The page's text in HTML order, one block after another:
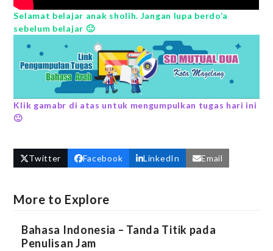
Selamat belajar anak sholih. Jangan lupa berdo’a
sebelum belajar 🙂
Klik gamabr di atas untuk mengumpulkan tugas hari ini
🙂
Twitter Facebook LinkedIn Email
More to Explore
Bahasa Indonesia – Tanda Titik pada
Penulisan Jam